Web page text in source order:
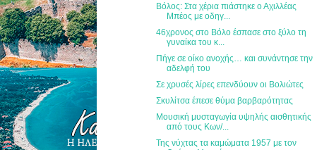
Bόλος: Στα χέρια πιάστηκε ο Αχιλλέας
Μπέος με οδηγ...
46χρονος στο Βόλο έσπασε στο ξύλο τη
γυναίκα του κ...
Πήγε σε οίκο ανοχής… και συνάντησε την
αδελφή του
Σε χρυσές λίρες επενδύουν οι Βολιώτες
Σκυλίτσα έπεσε θύμα βαρβαρότητας
Μουσική μυσταγωγία υψηλής αισθητικής
από τους Κων/...
Της νύχτας τα καμώματα 1957 με τον